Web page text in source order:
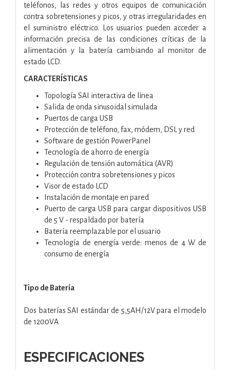
teléfonos, las redes y otros equipos de comunicación
contra sobretensiones y picos, y otras irregularidades en
el suministro eléctrico. Los usuarios pueden acceder a
información precisa de las condiciones críticas de la
alimentación y la batería cambiando al monitor de
estado LCD.
CARACTERÍSTICAS
Topología SAI interactiva de línea
Salida de onda sinusoidal simulada
Puertos de carga USB
Protección de teléfono, fax, módem, DSL y red
Software de gestión PowerPanel
Tecnología de ahorro de energía
Regulación de tensión automática (AVR)
Protección contra sobretensiones y picos
Visor de estado LCD
Instalación de montaje en pared
Puerto de carga USB para cargar dispositivos USB
de 5 V - respaldado por batería
Batería reemplazable por el usuario
Tecnología de energía verde: menos de 4 W de
consumo de energía
Tipo de Batería
Dos baterías SAI estándar de 5,5AH/12V para el modelo
de 1200VA
ESPECIFICACIONES